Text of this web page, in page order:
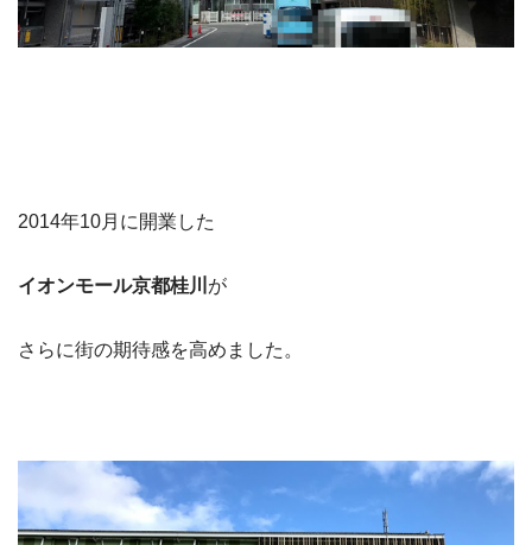
2014年10月に開業した
イオンモール京都桂川 が
さらに街の期待感を高めました。